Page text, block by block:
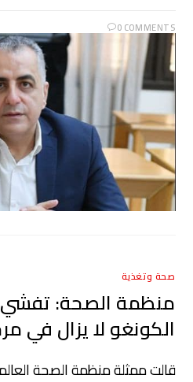
0 COMMENTS
صحة وتغذية
منظمة الصحة: تفشي
الكونغو لا يزال في
قالت ممثلة منظمة الصحة